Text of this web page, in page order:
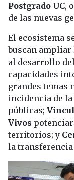
Postgrado UC,
de las nuevas
El ecosistema
buscan
al desarrollo
capacidades
grandes temas
incidencia de
públicas;
Vivos
territorios; y
la